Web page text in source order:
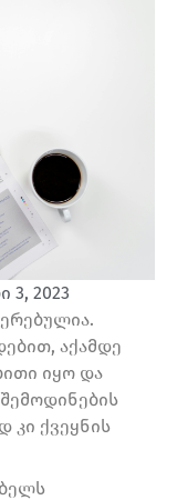
3, 2023
აქამდე
იყო და
კი ქვეყნის